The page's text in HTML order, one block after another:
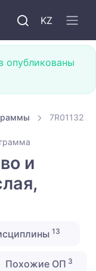
KZ
опубликованы
7R01132
и
13
Похожие ОП 3